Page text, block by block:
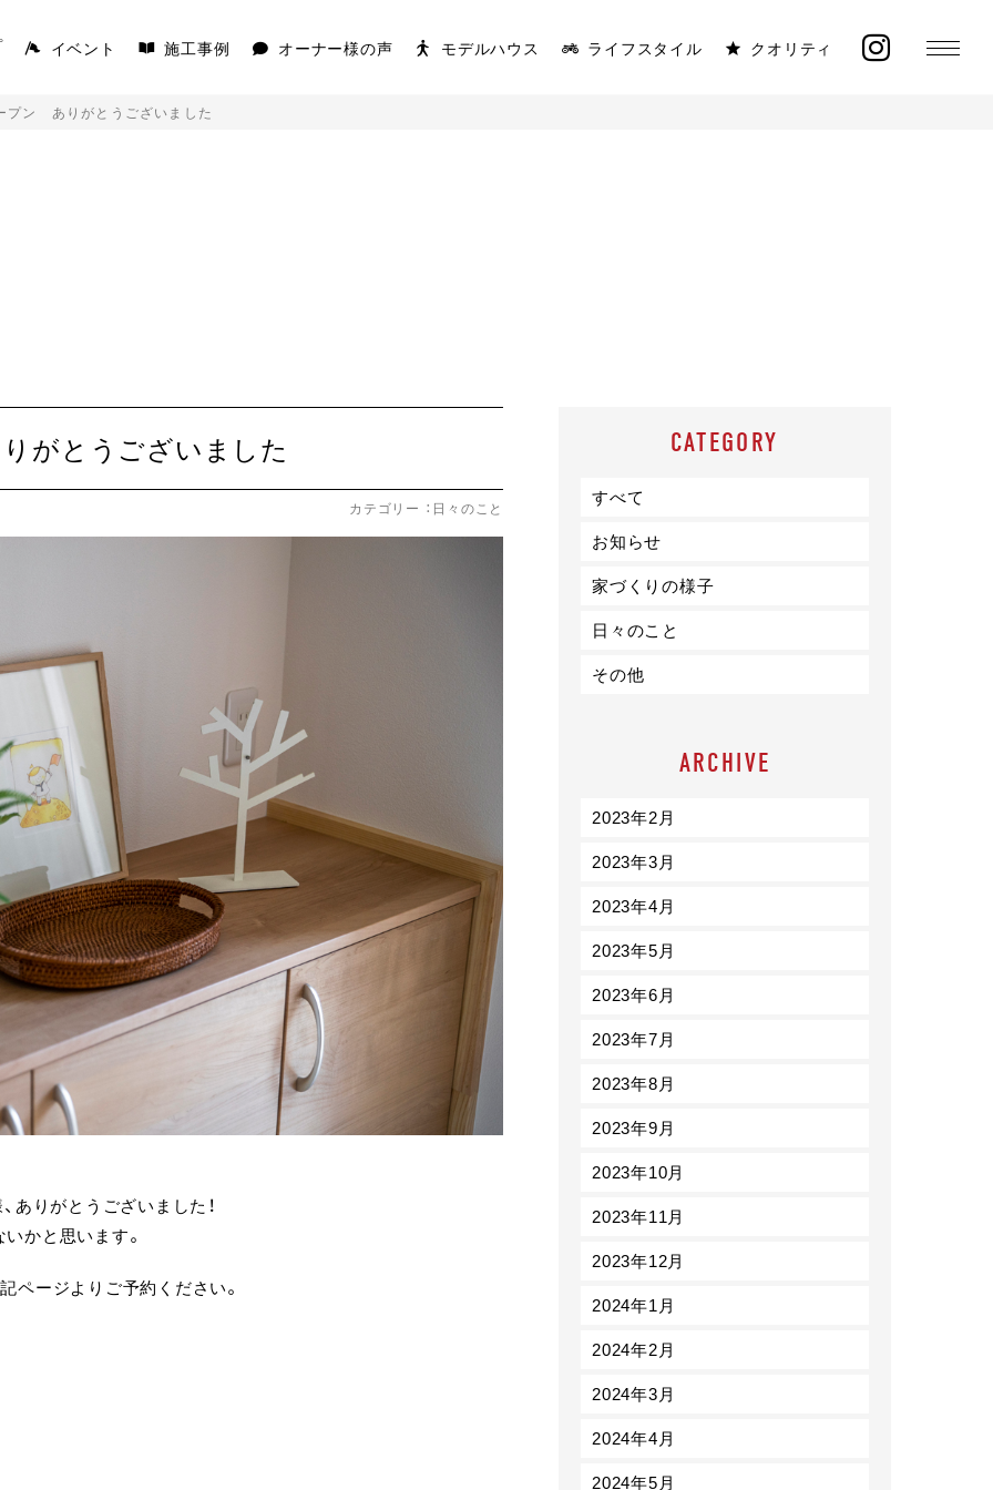
を愉しむ平屋
イベント 施工事例 オーナー様の声 モデルハウス ライフスタイル クオリティ
モデルハウス
クオリティ
お知らせ
ブログ
スタッフ紹介
採用情報
プン ありがとうございました
がとうございました
カテゴリー ： 日々のこと
ありがとうございました！
かと思います。
ページよりご予約ください。
CATEGORY
すべて
お知らせ
家づくりの様子
日々のこと
その他
ARCHIVE
2023年2月
2023年3月
2023年4月
2023年5月
2023年6月
2023年7月
2023年8月
2023年9月
2023年10月
2023年11月
2023年12月
2024年1月
2024年2月
2024年3月
2024年4月
2024年5月